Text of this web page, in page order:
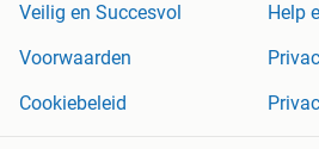
Veilig en Succesvol
Help
Voorwaarden
Cookiebeleid